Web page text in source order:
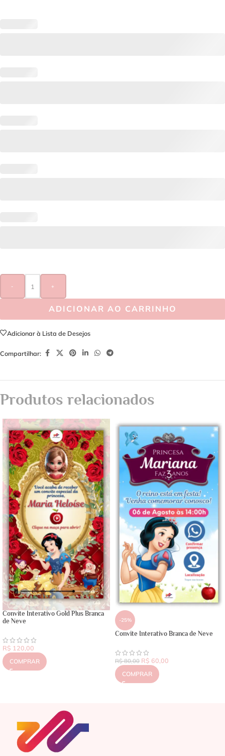
- +
ADICIONAR AO CARRINHO
Adicionar à Lista de Desejos
Compartilhar:
Produtos relacionados
Convite Interativo Gold Plus Branca
de Neve
R$ 120,00
COMPRAR
-25%
Convite Interativo Branca de Neve
R$80,00 R$ 60,00
COMPRAR